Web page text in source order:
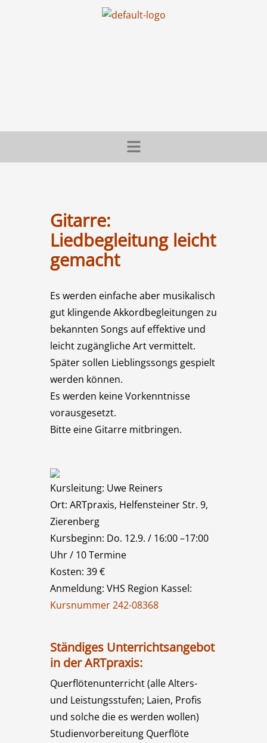
Menü
Gitarre:
Liedbegleitung leicht
gemacht
Es werden einfache aber musikalisch
gut klingende Akkordbegleitungen zu
bekannten Songs auf effektive und
leicht zugängliche Art vermittelt.
Später sollen Lieblingssongs gespielt
werden können.
Es werden keine Vorkenntnisse
vorausgesetzt.
Bitte eine Gitarre mitbringen.
Kursleitung: Uwe Reiners
Ort: ARTpraxis, Helfensteiner Str. 9,
Zierenberg
Kursbeginn: Do. 12.9. / 16:00 –17:00
Uhr / 10 Termine
Kosten: 39 €
Anmeldung: VHS Region Kassel:
Kursnummer 242-08368
Ständiges Unterrichtsangebot
in der ARTpraxis:
Querflötenunterricht (alle Alters-
und Leistungsstufen; Laien, Profis
und solche die es werden wollen)
Studienvorbereitung Querflöte